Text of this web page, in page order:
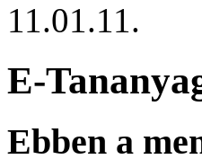
11.01.11.
E-
Ebben a